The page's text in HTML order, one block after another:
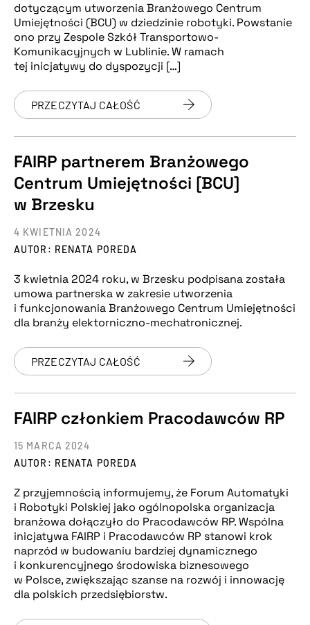
dotyczącym utworzenia Branżowego Centrum
Umiejętności (BCU) w dziedzinie robotyki. Powstanie
ono przy Zespole Szkół Transportowo-
Komunikacyjnych w Lublinie. W ramach
tej inicjatywy do dyspozycji […]
PRZECZYTAJ CAŁOŚĆ
FAIRP partnerem Branżowego
Centrum Umiejętności [BCU]
w Brzesku
AUTOR: RENATA POREDA
4 KWIETNIA 2024
3 kwietnia 2024 roku, w Brzesku podpisana została
umowa partnerska w zakresie utworzenia
i funkcjonowania Branżowego Centrum Umiejętności
dla branży elektorniczno-mechatronicznej.
PRZECZYTAJ CAŁOŚĆ
FAIRP członkiem Pracodawców RP
AUTOR: RENATA POREDA
15 MARCA 2024
Z przyjemnością informujemy, że Forum Automatyki
i Robotyki Polskiej jako ogólnopolska organizacja
branżowa dołączyło do Pracodawców RP. Wspólna
inicjatywa FAIRP i Pracodawców RP stanowi krok
naprzód w budowaniu bardziej dynamicznego
i konkurencyjnego środowiska biznesowego
w Polsce, zwiększając szanse na rozwój i innowację
dla polskich przedsiębiorstw.